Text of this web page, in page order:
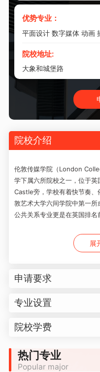
优势专业：
平面设计 数字媒体 动画
院校地址:
大象和城堡路
院校介绍
伦敦传媒学院（London
学下属六所院校之一，位于英
Castle旁，学校有着快节奏
敦艺术大学六间学院中第一
公共关系专业更是在英国排名
展
申请要求
专业设置
院校学费
热门专业
Popular major